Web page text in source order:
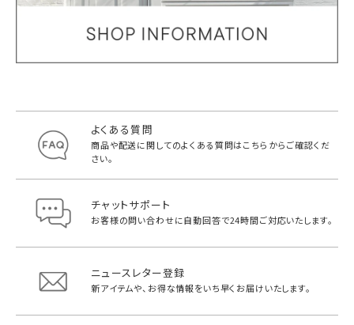
よくある質問
商品や配送に関してのよくある質問はこちらからご確認くだ
さい。
チャットサポート
お客様の問い合わせに自動回答で24時間ご対応いたします。
ニュースレター登録
新アイテムや、お得な情報をいち早く お届けいたします。